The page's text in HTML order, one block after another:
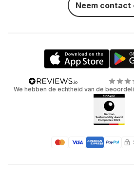
Neem contact
We hebben de echtheid van de